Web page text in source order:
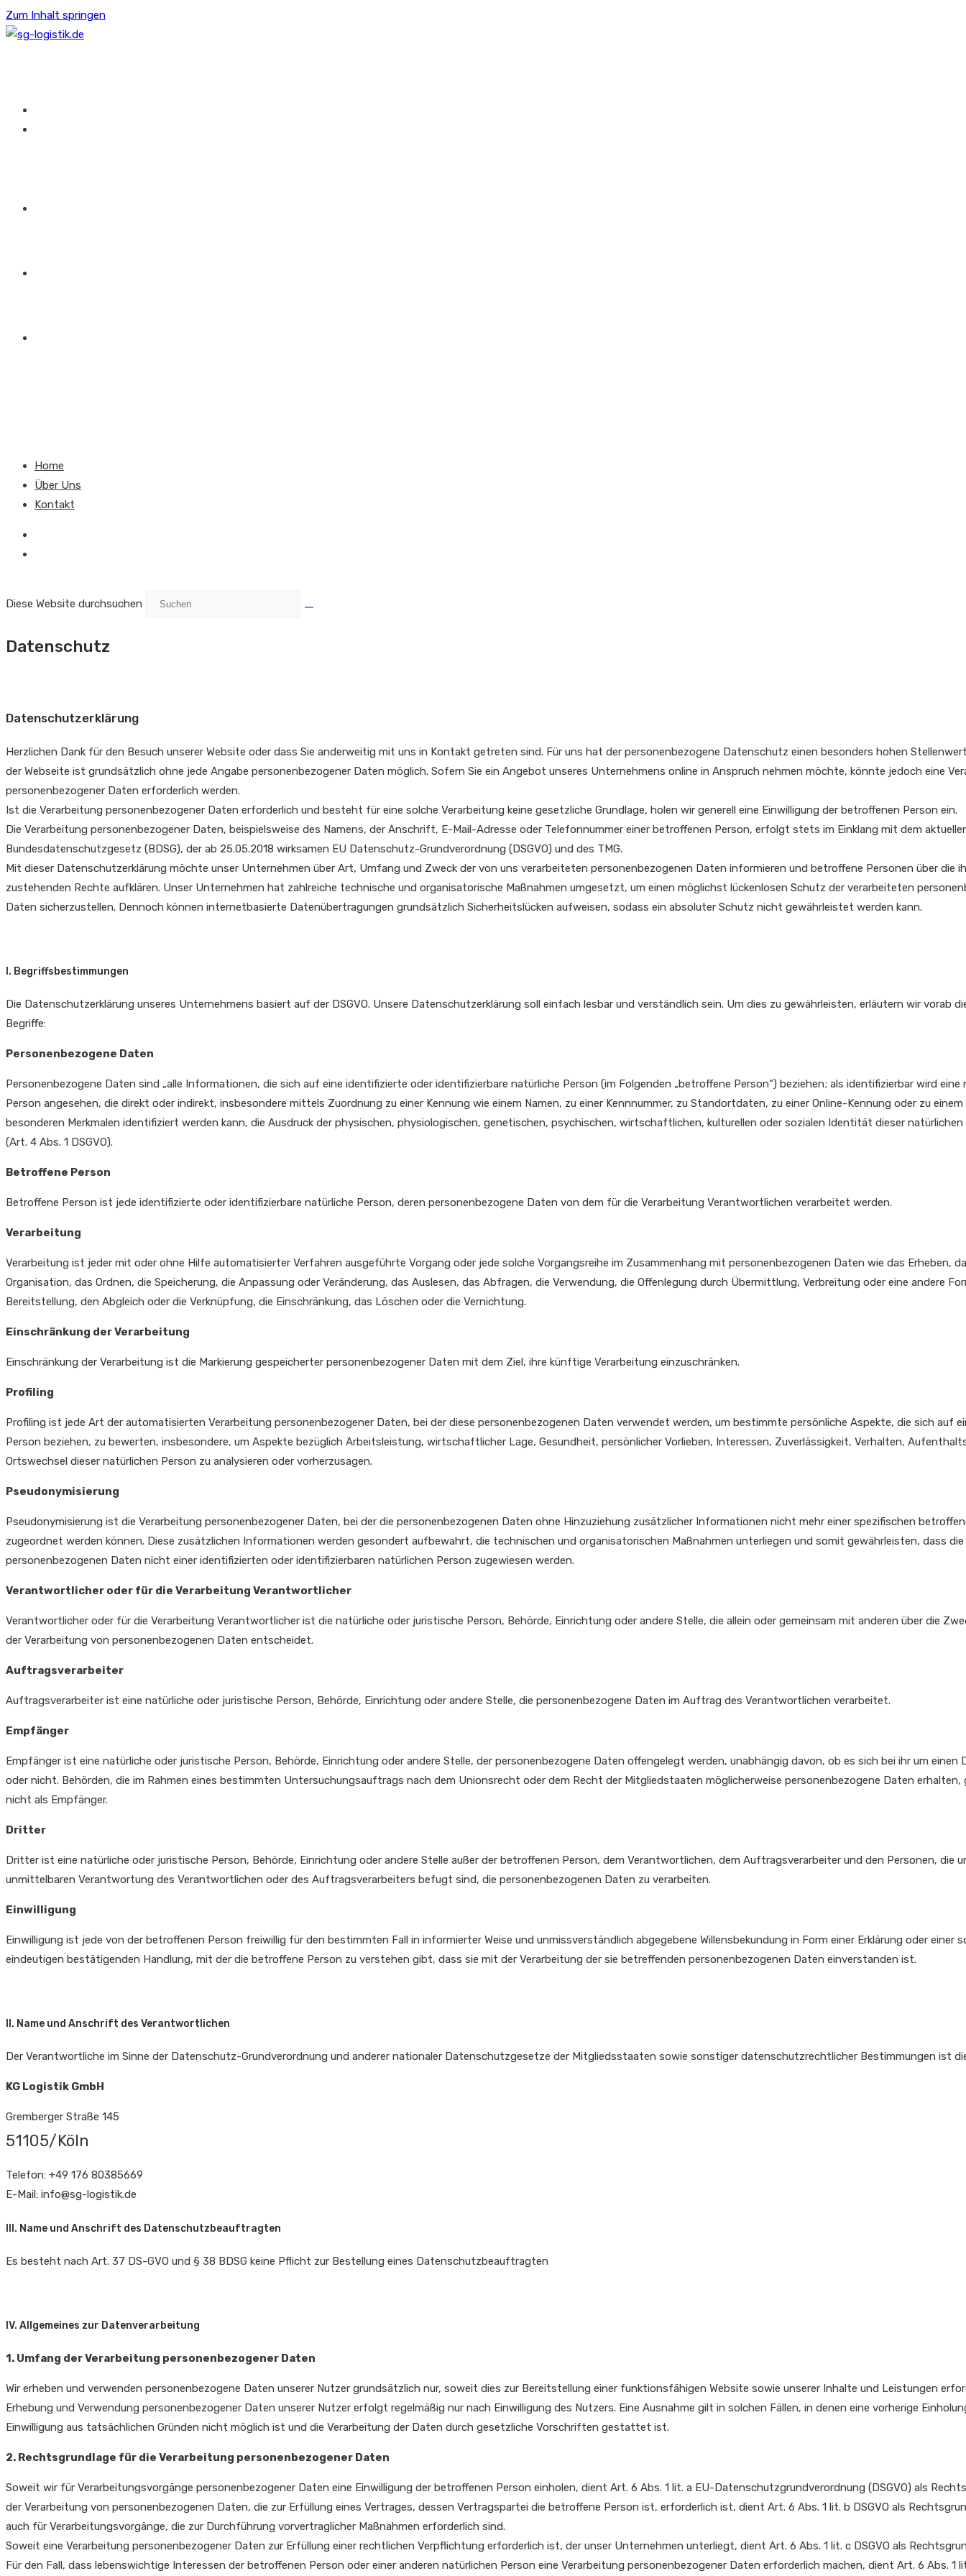
Zum Inhalt springen
Home
Über Uns
Kontakt
Diese Website durchsuchen
Datenschutz
Datenschutzerklärung
Herzlichen Dank für den Besuch unserer Website oder dass Sie anderweitig mit uns in Kontakt getreten sind. Für uns hat der personenbezogene Datenschutz einen besonders hohen
der Webseite ist grundsätzlich ohne jede Angabe personenbezogener Daten möglich. Sofern Sie ein Angebot unseres Unternehmens online in Anspruch nehmen möchte, könnte jedoch eine
personenbezogener Daten erforderlich werden.
Ist die Verarbeitung personenbezogener Daten erforderlich und besteht für eine solche Verarbeitung keine gesetzliche Grundlage, holen wir generell eine Einwilligung der betroffenen Person ein.
Die Verarbeitung personenbezogener Daten, beispielsweise des Namens, der Anschrift, E-Mail-Adresse oder Telefonnummer einer betroffenen Person, erfolgt stets im Einklang mit dem
Bundesdatenschutzgesetz (BDSG), der ab 25.05.2018 wirksamen EU Datenschutz-Grundverordnung (DSGVO) und des TMG.
Mit dieser Datenschutzerklärung möchte unser Unternehmen über Art, Umfang und Zweck der von uns verarbeiteten personenbezogenen Daten informieren und betroffene Personen über die
zustehenden Rechte aufklären. Unser Unternehmen hat zahlreiche technische und organisatorische Maßnahmen umgesetzt, um einen möglichst lückenlosen Schutz der verarbeiteten
Daten sicherzustellen. Dennoch können internetbasierte Datenübertragungen grundsätzlich Sicherheitslücken aufweisen, sodass ein absoluter Schutz nicht gewährleistet werden kann.
I. Begriffsbestimmungen
Die Datenschutzerklärung unseres Unternehmens basiert auf der DSGVO. Unsere Datenschutzerklärung soll einfach lesbar und verständlich sein. Um dies zu gewährleisten, erläutern wir vorab
Begriffe:
Personenbezogene Daten
Personenbezogene Daten sind „alle Informationen, die sich auf eine identifizierte oder identifizierbare natürliche Person (im Folgenden „betroffene Person“) beziehen; als identifizierbar wird eine
Person angesehen, die direkt oder indirekt, insbesondere mittels Zuordnung zu einer Kennung wie einem Namen, zu einer Kennnummer, zu Standortdaten, zu einer Online-Kennung oder zu
besonderen Merkmalen identifiziert werden kann, die Ausdruck der physischen, physiologischen, genetischen, psychischen, wirtschaftlichen, kulturellen oder sozialen Identität dieser natürlichen
(Art. 4 Abs. 1 DSGVO).
Betroffene Person
Betroffene Person ist jede identifizierte oder identifizierbare natürliche Person, deren personenbezogene Daten von dem für die Verarbeitung Verantwortlichen verarbeitet werden.
Verarbeitung
Verarbeitung ist jeder mit oder ohne Hilfe automatisierter Verfahren ausgeführte Vorgang oder jede solche Vorgangsreihe im Zusammenhang mit personenbezogenen Daten wie das Erheben,
Organisation, das Ordnen, die Speicherung, die Anpassung oder Veränderung, das Auslesen, das Abfragen, die Verwendung, die Offenlegung durch Übermittlung, Verbreitung oder eine andere
Bereitstellung, den Abgleich oder die Verknüpfung, die Einschränkung, das Löschen oder die Vernichtung.
Einschränkung der Verarbeitung
Einschränkung der Verarbeitung ist die Markierung gespeicherter personenbezogener Daten mit dem Ziel, ihre künftige Verarbeitung einzuschränken.
Profiling
Profiling ist jede Art der automatisierten Verarbeitung personenbezogener Daten, bei der diese personenbezogenen Daten verwendet werden, um bestimmte persönliche Aspekte, die sich auf
Person beziehen, zu bewerten, insbesondere, um Aspekte bezüglich Arbeitsleistung, wirtschaftlicher Lage, Gesundheit, persönlicher Vorlieben, Interessen, Zuverlässigkeit, Verhalten,
Ortswechsel dieser natürlichen Person zu analysieren oder vorherzusagen.
Pseudonymisierung
Pseudonymisierung ist die Verarbeitung personenbezogener Daten, bei der die personenbezogenen Daten ohne Hinzuziehung zusätzlicher Informationen nicht mehr einer spezifischen
zugeordnet werden können. Diese zusätzlichen Informationen werden gesondert aufbewahrt, die technischen und organisatorischen Maßnahmen unterliegen und somit gewährleisten, dass die
personenbezogenen Daten nicht einer identifizierten oder identifizierbaren natürlichen Person zugewiesen werden.
Verantwortlicher oder für die Verarbeitung Verantwortlicher
Verantwortlicher oder für die Verarbeitung Verantwortlicher ist die natürliche oder juristische Person, Behörde, Einrichtung oder andere Stelle, die allein oder gemeinsam mit anderen über die
der Verarbeitung von personenbezogenen Daten entscheidet.
Auftragsverarbeiter
Auftragsverarbeiter ist eine natürliche oder juristische Person, Behörde, Einrichtung oder andere Stelle, die personenbezogene Daten im Auftrag des Verantwortlichen verarbeitet.
Empfänger
Empfänger ist eine natürliche oder juristische Person, Behörde, Einrichtung oder andere Stelle, der personenbezogene Daten offengelegt werden, unabhängig davon, ob es sich bei ihr um einen
oder nicht. Behörden, die im Rahmen eines bestimmten Untersuchungsauftrags nach dem Unionsrecht oder dem Recht der Mitgliedstaaten möglicherweise personenbezogene Daten erhalten,
nicht als Empfänger.
Dritter
Dritter ist eine natürliche oder juristische Person, Behörde, Einrichtung oder andere Stelle außer der betroffenen Person, dem Verantwortlichen, dem Auftragsverarbeiter und den Personen, die
unmittelbaren Verantwortung des Verantwortlichen oder des Auftragsverarbeiters befugt sind, die personenbezogenen Daten zu verarbeiten.
Einwilligung
Einwilligung ist jede von der betroffenen Person freiwillig für den bestimmten Fall in informierter Weise und unmissverständlich abgegebene Willensbekundung in Form einer Erklärung oder einer
eindeutigen bestätigenden Handlung, mit der die betroffene Person zu verstehen gibt, dass sie mit der Verarbeitung der sie betreffenden personenbezogenen Daten einverstanden ist.
II. Name und Anschrift des Verantwortlichen
Der Verantwortliche im Sinne der Datenschutz-Grundverordnung und anderer nationaler Datenschutzgesetze der Mitgliedsstaaten sowie sonstiger datenschutzrechtlicher Bestimmungen ist
KG Logistik GmbH
Gremberger Straße 145
51105/Köln
Telefon: +49 176 80385669
E-Mail: info@sg-logistik.de
III. Name und Anschrift des Datenschutzbeauftragten
Es besteht nach Art. 37 DS-GVO und § 38 BDSG keine Pflicht zur Bestellung eines Datenschutzbeauftragten
IV. Allgemeines zur Datenverarbeitung
1. Umfang der Verarbeitung personenbezogener Daten
Wir erheben und verwenden personenbezogene Daten unserer Nutzer grundsätzlich nur, soweit dies zur Bereitstellung einer funktionsfähigen Website sowie unserer Inhalte und Leistungen
Erhebung und Verwendung personenbezogener Daten unserer Nutzer erfolgt regelmäßig nur nach Einwilligung des Nutzers. Eine Ausnahme gilt in solchen Fällen, in denen eine vorherige
Einwilligung aus tatsächlichen Gründen nicht möglich ist und die Verarbeitung der Daten durch gesetzliche Vorschriften gestattet ist.
2. Rechtsgrundlage für die Verarbeitung personenbezogener Daten
Soweit wir für Verarbeitungsvorgänge personenbezogener Daten eine Einwilligung der betroffenen Person einholen, dient Art. 6 Abs. 1 lit. a EU-Datenschutzgrundverordnung (DSGVO) als
der Verarbeitung von personenbezogenen Daten, die zur Erfüllung eines Vertrages, dessen Vertragspartei die betroffene Person ist, erforderlich ist, dient Art. 6 Abs. 1 lit. b DSGVO als
auch für Verarbeitungsvorgänge, die zur Durchführung vorvertraglicher Maßnahmen erforderlich sind.
Soweit eine Verarbeitung personenbezogener Daten zur Erfüllung einer rechtlichen Verpflichtung erforderlich ist, der unser Unternehmen unterliegt, dient Art. 6 Abs. 1 lit. c DSGVO als
Für den Fall, dass lebenswichtige Interessen der betroffenen Person oder einer anderen natürlichen Person eine Verarbeitung personenbezogener Daten erforderlich machen, dient Art. 6 Abs. 1